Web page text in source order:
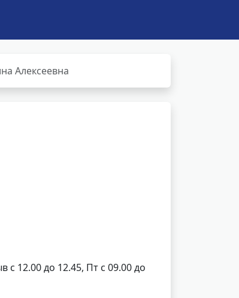
Алексеевна
с 12.00 до 12.45, Пт с 09.00 до